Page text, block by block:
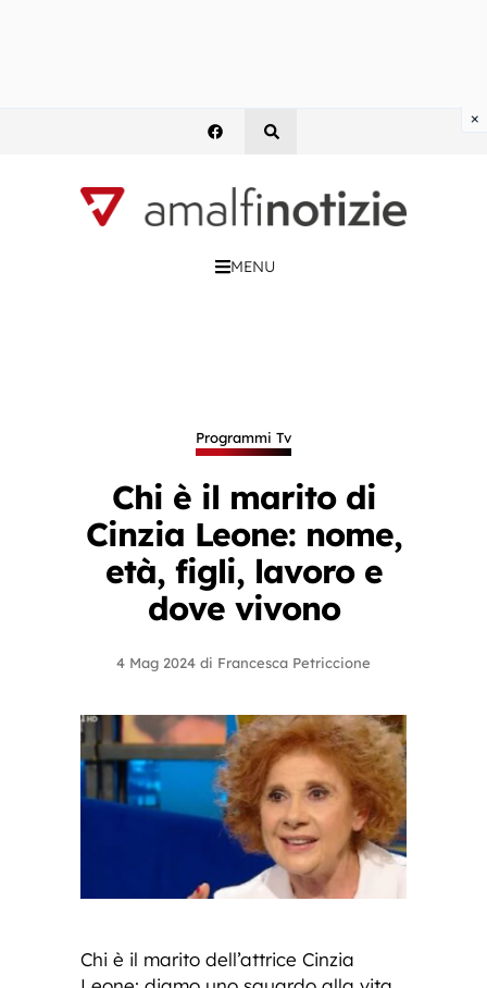
MENU
Programmi Tv
Chi è il marito di
Cinzia Leone: nome,
età, figli, lavoro e
dove vivono
4 Mag 2024 di Francesca Petriccione
Chi è il marito dell’attrice Cinzia
×